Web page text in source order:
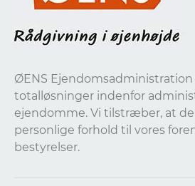
ØENS Ejendomsadministration
totalløsninger indenfor
ejendomme. Vi tilstræber, at
personlige forhold til vores
bestyrelser.